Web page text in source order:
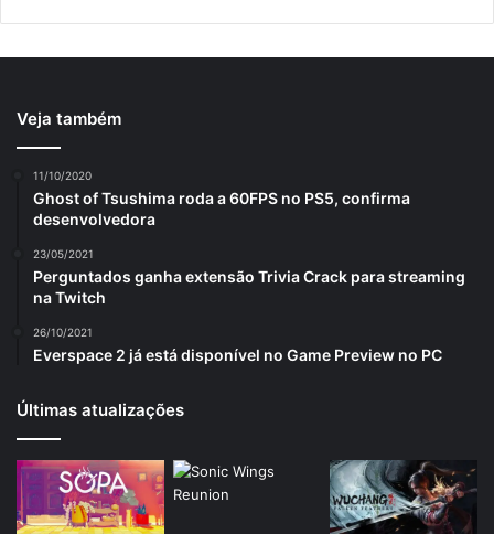
Veja também
11/10/2020
Ghost of Tsushima roda a 60FPS no PS5, confirma
desenvolvedora
23/05/2021
Perguntados ganha extensão Trivia Crack para streaming
na Twitch
26/10/2021
Everspace 2 já está disponível no Game Preview no PC
Últimas atualizações